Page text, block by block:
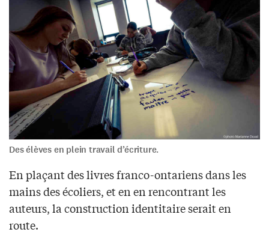
Des élèves en plein travail d’écriture.
En plaçant des livres franco-ontariens dans les
mains des écoliers, et en en rencontrant les
auteurs, la construction identitaire serait en
route.